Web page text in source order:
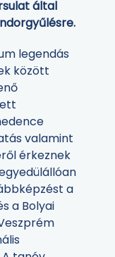
által
legendás
között
valamint
érkeznek
a
a Bolyai